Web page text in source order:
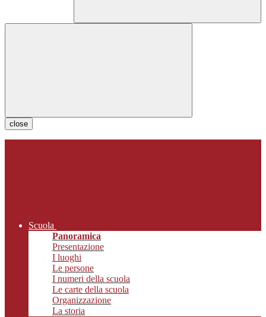
close
Scuola
Panoramica
Presentazione
I luoghi
Le persone
I numeri della scuola
Le carte della scuola
Organizzazione
La storia